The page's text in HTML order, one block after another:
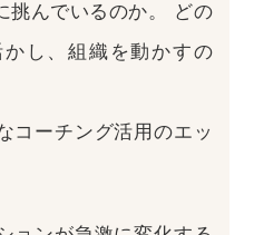
挑んでいるのか。 どの
し、組織を動かすの
コーチング活用のエッ